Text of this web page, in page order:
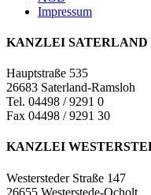
Impressum
KANZLEI SATERLAND
Hauptstraße 535
26683 Saterland-Ramsloh
Tel. 04498 / 9291 0
Fax 04498 / 9291 30
KANZLEI
Westersteder Straße 147
26655 Westerstede-Ocholt